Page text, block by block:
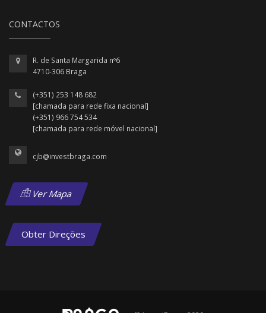
CONTACTOS
R. de Santa Margarida nº6
4710-306 Braga
(+351) 253 148 682
[chamada para rede fixa nacional]
(+351) 966 754 534
[chamada para rede móvel nacional]
cjb@investbraga.com
Ver Mapa
Obter Direções